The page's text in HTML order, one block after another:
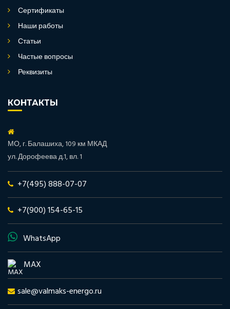
Сертификаты
Наши работы
Статьи
Частые вопросы
Реквизиты
КОНТАКТЫ
МО, г. Балашиха, 109 км МКАД
ул. Дорофеева д.1, вл. 1
+7(495) 888-07-07
+7(900) 154-65-15
WhatsApp
MAX
sale@valmaks-energo.ru